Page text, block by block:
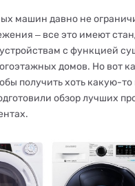
машин давно не
‒ все это имеют
с функцией
домов. Но вот
получить хоть какую-
обзор лучших